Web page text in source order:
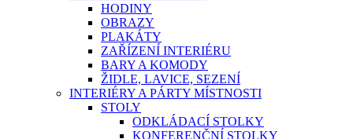
HODINY
OBRAZY
PLAKÁTY
ZAŘÍZENÍ INTERIÉRU
BARY A KOMODY
ŽIDLE, LAVICE, SEZENÍ
INTERIÉRY A PÁRTY MÍSTNOSTI
STOLY
ODKLÁDACÍ STOLKY
KONFERENČNÍ STOLKY